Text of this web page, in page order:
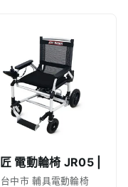
台中市 輔具電動輪椅